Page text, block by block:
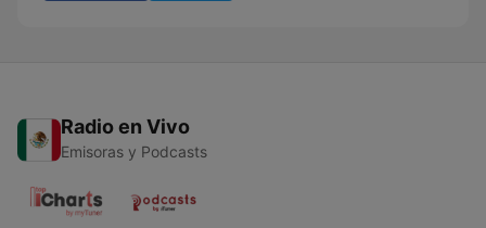
Radio en Vivo
Emisoras y Podcasts